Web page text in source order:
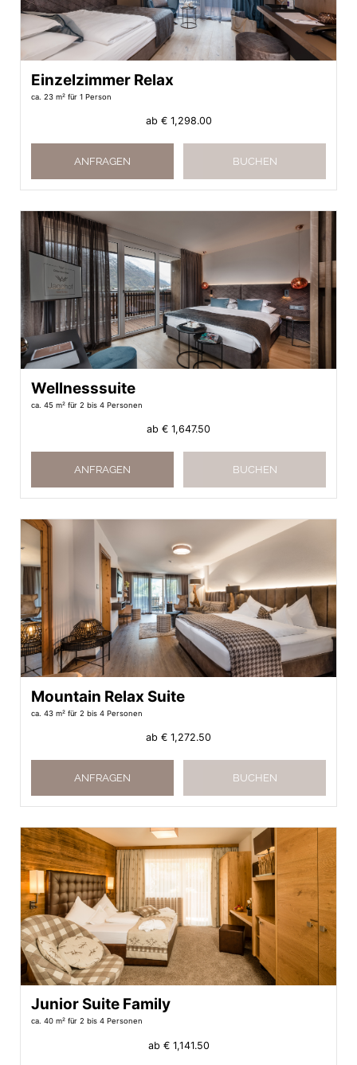
Einzelzimmer Relax
ca. 23 m² für 1 Person
ab € 1,298.00
ANFRAGEN BUCHEN
Wellnesssuite
ca. 45 m² für 2 bis 4 Personen
ab € 1,647.50
ANFRAGEN BUCHEN
Mountain Relax Suite
ca. 43 m² für 2 bis 4 Personen
ab € 1,272.50
ANFRAGEN BUCHEN
Junior Suite Family
ca. 40 m² für 2 bis 4 Personen
ab € 1,141.50